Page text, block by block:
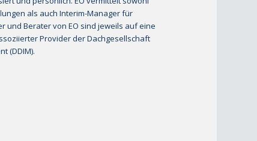
als auch Interim-Manager für
und Berater von EO sind jeweils auf eine
Provider der Dachgesellschaft
(DDIM).